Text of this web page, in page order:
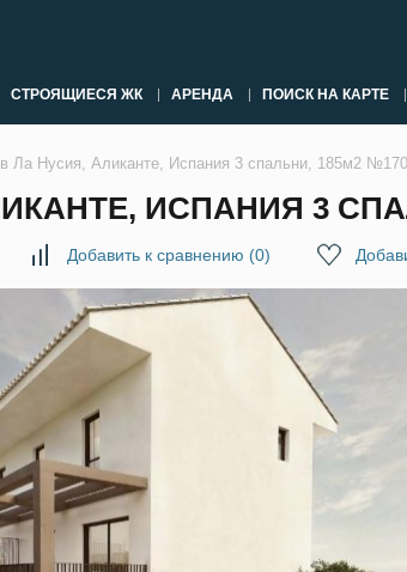
СТРОЯЩИЕСЯ ЖК АРЕНДА ПОИСК НА КАРТЕ
Ла Нусия, Аликанте, Испания 3 спальни, 185м2
ИСПАНИЯ 3
Добавить к сравнению (0)